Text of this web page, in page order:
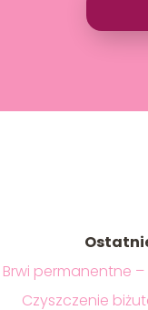
Brwi permanentne
Czyszczenie